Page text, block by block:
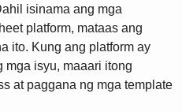
isinama ang mga
platform, mataas ang
ito. Kung ang platform ay
mga isyu, maaari itong
at paggana ng mga template